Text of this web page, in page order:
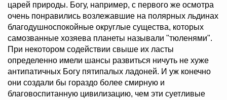
царей природы. Богу, например, с первого же осмотра
очень понравились возлежавшие на полярных льдинах
благодушноспокойные округлые существа, которых
самозванные хозяева планеты называли "тюленями".
При некотором содействии свыше их ласты
определенно имели шансы развиться ничуть не хуже
антипатичных Богу пятипалых ладоней. И уж конечно
они создали бы гораздо более смирную и
благовоспитанную цивилизацию, чем эти суетливые